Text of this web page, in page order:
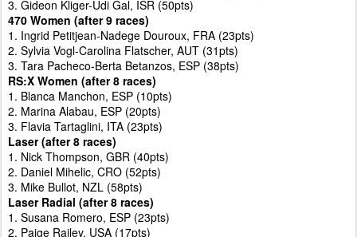
3. Gideon Kliger-Udi Gal, ISR (50pts)
470 Women (after 9 races)
1. Ingrid Petitjean-Nadege Douroux, FRA (23pts)
2. Sylvia Vogl-Carolina Flatscher, AUT (31pts)
3. Tara Pacheco-Berta Betanzos, ESP (38pts)
RS:X Women (after 8 races)
1. Blanca Manchon, ESP (10pts)
2. Marina Alabau, ESP (20pts)
3. Flavia Tartaglini, ITA (23pts)
Laser (after 8 races)
1. Nick Thompson, GBR (40pts)
2. Daniel Mihelic, CRO (52pts)
3. Mike Bullot, NZL (58pts)
Laser Radial (after 8 races)
1. Susana Romero, ESP (23pts)
2. Paige Railey, USA (17pts)